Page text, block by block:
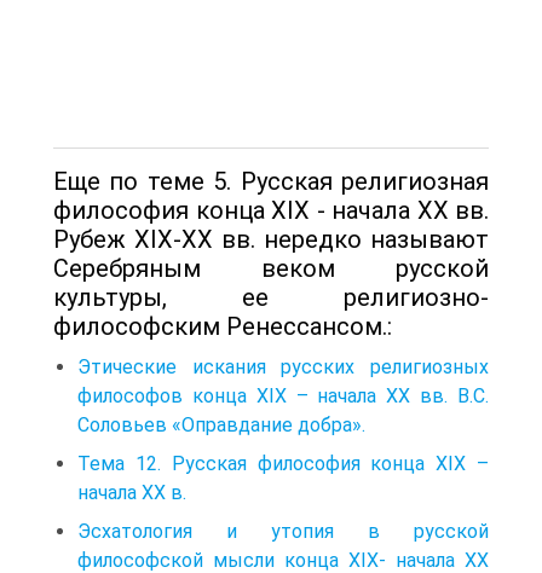
Еще по теме 5. Русская религиозная
философия конца XIX - начала XX вв.
Рубеж XIX-XX вв. нередко называют
Серебряным веком русской
культуры, ее религиозно-
философским Ренессансом.:
Этические искания русских религиозных
философов конца XIX – начала XX вв. В.С.
Соловьев «Оправдание добра».
Тема 12. Русская философия конца XIX –
начала ХХ в.
Эсхатология и утопия в русской
философской мысли конца XIX- начала XX